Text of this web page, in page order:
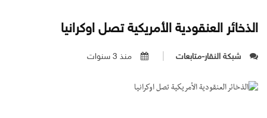
الذخائر العنقودية الأمريكية تصل اوكرانيا
شبكة النقار-متابعات منذ 3 سنوات